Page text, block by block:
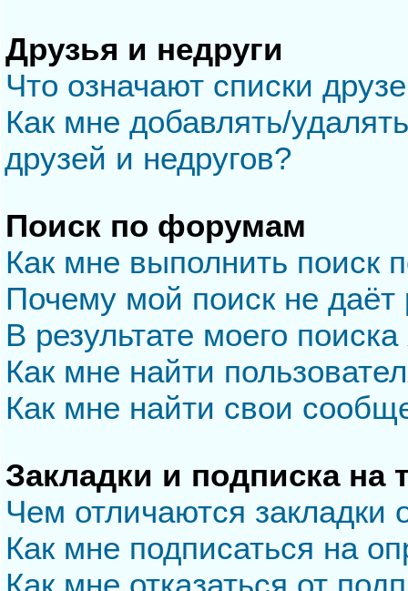
Друзья и недруги
Что означают списки
Как мне добавлять/
друзей и недругов?
Поиск по форумам
Как мне выполнить
Почему мой поиск не даёт
В результате моего
Как мне найти
Как мне найти свои
Закладки и подписка на
Чем отличаются закладки
Как мне подписаться на